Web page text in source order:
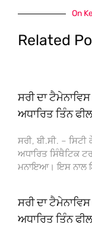
On
Related
ਸਰੀ ਦਾ
ਅਧਾਰਿਤ ਤਿੰਨ
ਸਰੀ, ਬੀ.ਸੀ. –
ਅਧਾਰਿਤ ਸਿੰਥੈਟਿਕ
ਮਨਾਇਆ। ਇਸ ਨਾਲ
ਸਰੀ ਦਾ
ਅਧਾਰਿਤ ਤਿੰਨ